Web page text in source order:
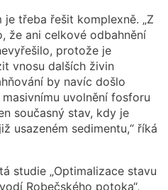
třeba řešit komplexně. „Z
že ani celkové odbahnění
protože je
vnosu dalších živin
by navíc došlo
uvolnění fosforu
současný stav, kdy je
usazeném sedimentu,“ říká
studie „Optimalizace stavu
Robečského potoka“,